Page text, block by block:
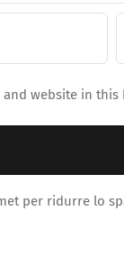
and website in
per ridurre lo